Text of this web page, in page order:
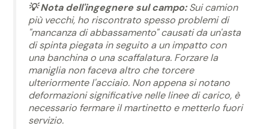
💡 Nota dell'ingegnere sul campo:Sui camion
più vecchi, ho riscontrato spesso problemi di
"mancanza di abbassamento" causati da un'asta
di spinta piegata in seguito a un impatto con
una banchina o una scaffalatura. Forzare la
maniglia non faceva altro che torcere
ulteriormente l'acciaio. Non appena si notano
deformazioni significative nelle linee di carico, è
necessario fermare il martinetto e metterlo fuori
servizio.